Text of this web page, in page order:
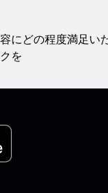
にどの程度満足い
を